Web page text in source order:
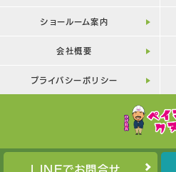
ショールーム案内
会社概要
プライバシーポリシー
LINEでお問合せ